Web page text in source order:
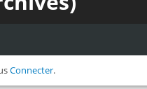
Connecter.